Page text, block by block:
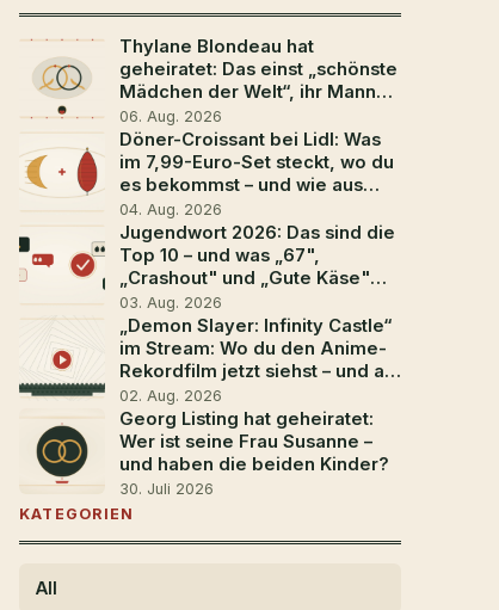
Thylane Blondeau hat
geheiratet: Das einst „schönste
Mädchen der Welt“, ihr Mann
Ben Attal und die
Traumhochzeit in
Südfrankreich
06. Aug. 2026
Döner-Croissant bei Lidl: Was
im 7,99-Euro-Set steckt, wo du
es bekommst – und wie aus
dem Aprilscherz der Food-
Trend 2026 wurde
04. Aug. 2026
Jugendwort 2026: Das sind die
Top 10 – und was „67",
„Crashout" und „Gute Käse"
bedeuten
03. Aug. 2026
„Demon Slayer: Infinity Castle“
im Stream: Wo du den Anime-
Rekordfilm jetzt siehst – und ab
wann
02. Aug. 2026
Georg Listing hat geheiratet:
Wer ist seine Frau Susanne –
und haben die beiden Kinder?
30. Juli 2026
KATEGORIEN
All